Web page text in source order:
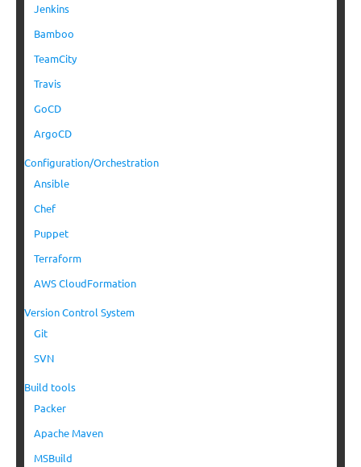
Jenkins
Bamboo
TeamCity
Travis
GoCD
ArgoCD
Configuration/Orchestration
Ansible
Chef
Puppet
Terraform
AWS CloudFormation
Version Control System
Git
SVN
Build tools
Packer
Apache Maven
MSBuild